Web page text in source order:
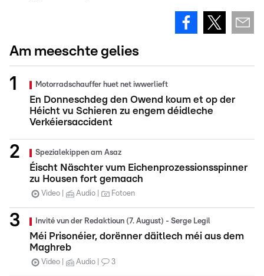
Am meeschte gelies
Motorradschauffer huet net iwwerlieft
En Donneschdeg den Owend koum et op der
Héicht vu Schieren zu engem déidleche
Verkéiersaccident
Spezialekippen am Asaz
Éischt Näschter vum Eichenprozessionsspinner
zu Housen fort gemaach
Video Audio Fotoen
Invité vun der Redaktioun (7. August) - Serge Legil
Méi Prisonéier, dorënner däitlech méi aus dem
Maghreb
Video Audio 3